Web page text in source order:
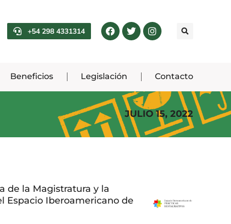
+54 298 4331314
Beneficios Legislación Contacto
JULIO 15, 2022
de la Magistratura y la
Espacio Iberoamericano de